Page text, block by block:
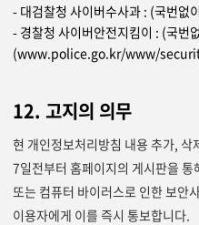
- 대검찰청 사이버수사과 : (국번
- 경찰청 사이버안전지킴이 : (국번
(www.police.go.kr/www/
12. 고지의 의무
현 개인정보처리방침 내용 추가, 삭
7일전부터 홈페이지의 게시판을
또는 컴퓨터 바이러스로 인한 보안
이용자에게 이를 즉시 통보합니다.